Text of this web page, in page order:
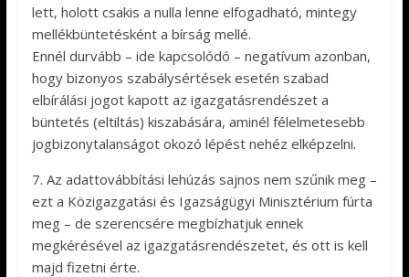
lett, holott csakis a nulla lenne elfogadható, mintegy
mellékbüntetésként a bírság mellé.
Ennél durvább – ide kapcsolódó – negatívum azonban,
hogy bizonyos szabálysértések esetén szabad
elbírálási jogot kapott az igazgatásrendészet a
büntetés (eltiltás) kiszabására, aminél félelmetesebb
jogbizonytalanságot okozó lépést nehéz elképzelni.
7. Az adattovábbítási lehúzás sajnos nem szűnik meg –
ezt a Közigazgatási és Igazságügyi Minisztérium fúrta
meg – de szerencsére megbízhatjuk ennek
megkérésével az igazgatásrendészetet, és ott is kell
majd fizetni érte.